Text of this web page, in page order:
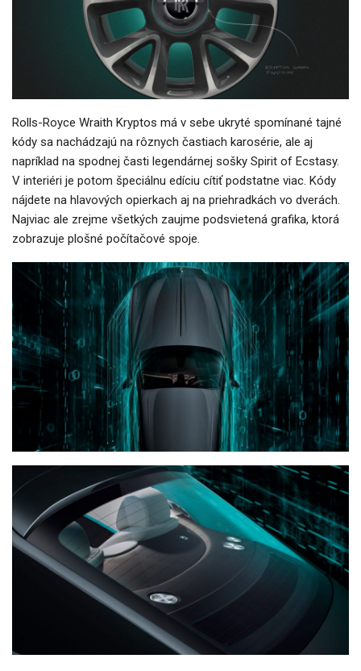
Rolls-Royce Wraith Kryptos má v sebe ukryté spomínané tajné
kódy sa nachádzajú na rôznych častiach karosérie, ale aj
napríklad na spodnej časti legendárnej sošky Spirit of Ecstasy.
V interiéri je potom špeciálnu edíciu cítiť podstatne viac. Kódy
nájdete na hlavových opierkach aj na priehradkách vo dverách.
Najviac ale zrejme všetkých zaujme podsvietená grafika, ktorá
zobrazuje plošné počítačové spoje.